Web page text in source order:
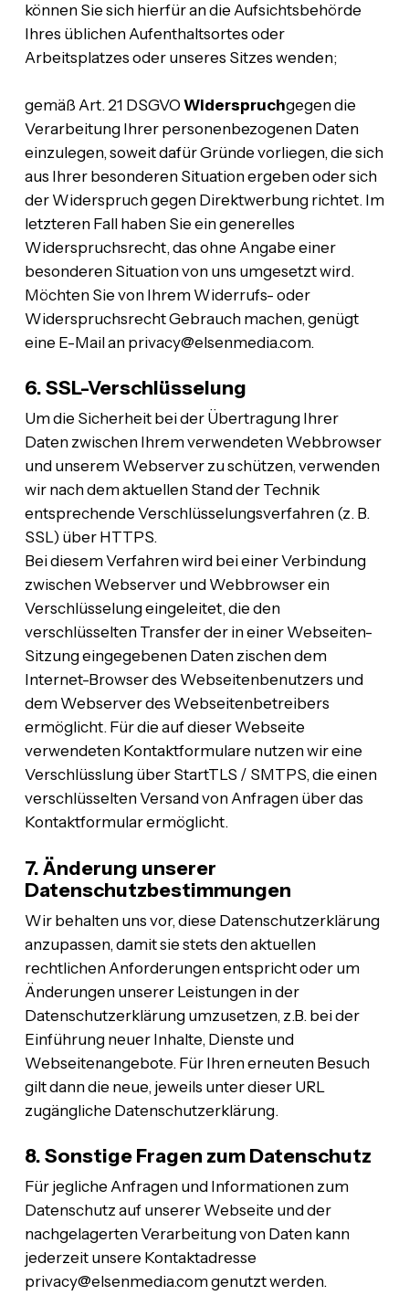
können Sie sich hierfür an die Aufsichtsbehörde
Ihres üblichen Aufenthaltsortes oder
Arbeitsplatzes oder unseres Sitzes wenden;
gemäß Art. 21 DSGVO Widerspruchgegen die
Verarbeitung Ihrer personenbezogenen Daten
einzulegen, soweit dafür Gründe vorliegen, die sich
aus Ihrer besonderen Situation ergeben oder sich
der Widerspruch gegen Direktwerbung richtet. Im
letzteren Fall haben Sie ein generelles
Widerspruchsrecht, das ohne Angabe einer
besonderen Situation von uns umgesetzt wird.
Möchten Sie von Ihrem Widerrufs- oder
Widerspruchsrecht Gebrauch machen, genügt
eine E-Mail an privacy@elsenmedia.com.
6. SSL-Verschlüsselung
Um die Sicherheit bei der Übertragung Ihrer
Daten zwischen Ihrem verwendeten Webbrowser
und unserem Webserver zu schützen, verwenden
wir nach dem aktuellen Stand der Technik
entsprechende Verschlüsselungsverfahren (z. B.
SSL) über HTTPS.
Bei diesem Verfahren wird bei einer Verbindung
zwischen Webserver und Webbrowser ein
Verschlüsselung eingeleitet, die den
verschlüsselten Transfer der in einer Webseiten-
Sitzung eingegebenen Daten zischen dem
Internet-Browser des Webseitenbenutzers und
dem Webserver des Webseitenbetreibers
ermöglicht. Für die auf dieser Webseite
verwendeten Kontaktformulare nutzen wir eine
Verschlüsslung über StartTLS / SMTPS, die einen
verschlüsselten Versand von Anfragen über das
Kontaktformular ermöglicht.
7. Änderung unserer
Datenschutzbestimmungen
Wir behalten uns vor, diese Datenschutzerklärung
anzupassen, damit sie stets den aktuellen
rechtlichen Anforderungen entspricht oder um
Änderungen unserer Leistungen in der
Datenschutzerklärung umzusetzen, z.B. bei der
Einführung neuer Inhalte, Dienste und
Webseitenangebote. Für Ihren erneuten Besuch
gilt dann die neue, jeweils unter dieser URL
zugängliche Datenschutzerklärung.
8. Sonstige Fragen zum Datenschutz
Für jegliche Anfragen und Informationen zum
Datenschutz auf unserer Webseite und der
nachgelagerten Verarbeitung von Daten kann
jederzeit unsere Kontaktadresse
privacy@elsenmedia.com genutzt werden.